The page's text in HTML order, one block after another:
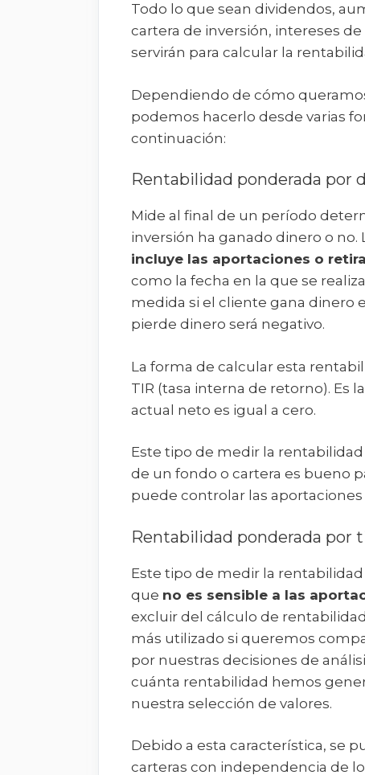
Todo lo que sean dividendos,
cartera de inversión, intereses
servirán para calcular la
Dependiendo de cómo
podemos hacerlo desde varias
continuación:
Rentabilidad ponderada por
Mide al final de un período
inversión ha ganado dinero o
incluye las aportaciones o
como la fecha en la que se
medida si el cliente gana dinero
pierde dinero será negativo.
La forma de calcular esta
TIR (tasa interna de retorno). Es
actual neto es igual a cero.
Este tipo de medir la
de un fondo o cartera es bueno
puede controlar las
Rentabilidad ponderada por
Este tipo de medir la
que no es sensible a las
excluir del cálculo de
más utilizado si queremos
por nuestras decisiones de
cuánta rentabilidad hemos
nuestra selección de valores.
Debido a esta característica, se
carteras con independencia de